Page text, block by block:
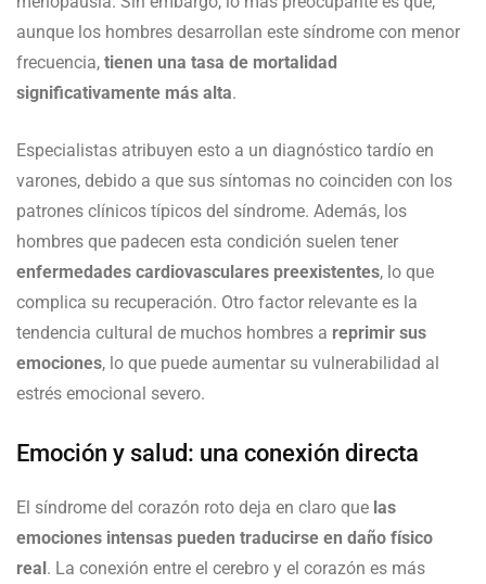
aunque los hombres desarrollan este síndrome con menor
frecuencia, tienen una tasa de mortalidad
significativamente más alta.
Especialistas atribuyen esto a un diagnóstico tardío en
varones, debido a que sus síntomas no coinciden con los
patrones clínicos típicos del síndrome. Además, los
hombres que padecen esta condición suelen tener
enfermedades cardiovasculares preexistentes, lo que
complica su recuperación. Otro factor relevante es la
tendencia cultural de muchos hombres a reprimir sus
emociones, lo que puede aumentar su vulnerabilidad al
estrés emocional severo.
Emoción y salud: una conexión directa
El síndrome del corazón roto deja en claro que las
emociones intensas pueden traducirse en daño físico
real. La conexión entre el cerebro y el corazón es más